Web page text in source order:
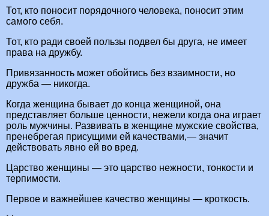
Тот, кто поносит порядочного человека, поносит этим
самого себя.
Тот, кто ради своей пользы подвел бы друга, не имеет
права на дружбу.
Привязанность может обойтись без взаимности, но
дружба — никогда.
Когда женщина бывает до конца женщиной, она
представляет больше ценности, нежели когда она играет
роль мужчины. Развивать в женщине мужские свойства,
пренебрегая присущими ей качествами,— значит
действовать явно ей во вред.
Царство женщины — это царство нежности, тонкости и
терпимости.
Первое и важнейшее качество женщины — кроткость.